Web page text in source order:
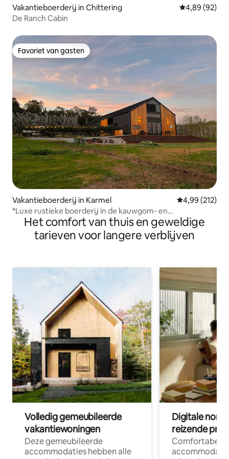
Vakantieboerderij in Chittering Gemiddelde
4,89 (92)
De Ranch Cabin
Favoriet van gasten
Favoriet van gasten
Vakantieboerderij in Karmel Gemiddelde
4,99 (212)
*Luxe rustieke boerderij in de kauwgom- en
pruimenbomen*
Het comfort van thuis en geweldige
tarieven voor langere verblijven
Volledig gemeubileerde
vakantiewoningen
Deze gemeubileerde
accommodaties hebben alle
Digitale
reizende
Comfortabele